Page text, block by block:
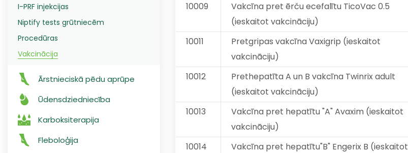
I-PRF injekcijas
Niptify tests grūtniecēm
Procedūras
Vakcinācija
Ārstnieciskā pēdu aprūpe
Ūdensdziedniecība
Karboksiterapija
Fleboloģija
10009
Vakcīna pret ērču ecefalītu TicoVac 0.5
(ieskaitot vakcināciju)
10011
Pretgripas vakcīna Vaxigrip (ieskaitot
vakcināciju)
10012
Prethepatīta A un B vakcīna Twinrix adult
(ieskaitot vakcināciju)
10013
Vakcīna pret hepatītu "A" Avaxim (ieskaitot
vakcināciju)
10014
Vakcīna pret hepatītu"B" Engerix B (ieskaitot